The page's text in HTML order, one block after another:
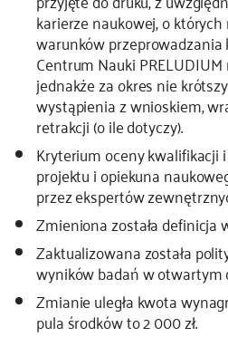
karierze naukowej, o
warunków
Centrum Nauki
jednakże za okres nie
wystąpienia z wnioskiem,
retrakcji (o ile dotyczy).
Kryterium oceny kwalifikacji
projektu i opiekuna
przez ekspertów
Zmieniona została definicja
Zaktualizowana została
wyników badań w otwartym
Zmianie uległa kwota
pula środków to 2 000 zł.